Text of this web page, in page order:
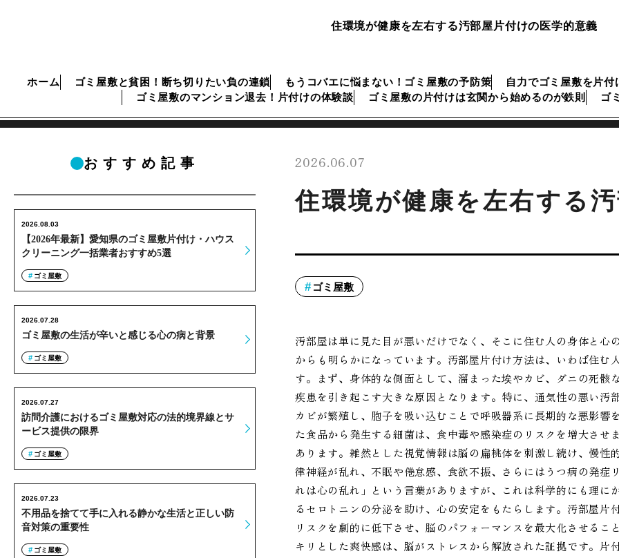
住環境が健康を左右する汚部屋片付けの医学的意義
ホーム ゴミ屋敷と貧困！断ち切りたい負の連鎖 もうコバエに悩まない！ゴミ屋敷の予防策 自力でゴミ屋敷を片
ゴミ屋敷のマンション退去！片付けの体験談
ゴミ屋敷の片付けは玄関から始めるのが鉄則 ゴ
2026.06.07
住環境が健康を左右する
ゴミ屋敷
汚部屋は単に見た目が悪いだけでなく、そこに住む人の身体と心
からも明らかになっています。汚部屋片付け方法は、いわば住む
す。まず、身体的な側面として、溜まった埃やカビ、ダニの死骸
疾患を引き起こす大きな原因となります。特に、通気性の悪い汚
カビが繁殖し、胞子を吸い込むことで呼吸器系に長期的な悪影響
た食品から発生する細菌は、食中毒や感染症のリスクを増大さ
あります。雑然とした視覚情報は脳の扁桃体を刺激し続け、慢性
律神経が乱れ、不眠や倦怠感、食欲不振、さらにはうつ病の発症
れは心の乱れ」という言葉がありますが、これは科学的にも理に
るセロトニンの分泌を助け、心の安定をもたらします。汚部屋
リスクを劇的に低下させ、脳のパフォーマンスを最大化させるこ
キリとした爽快感は、脳がストレスから解放された証拠です。
おすすめ記事
【2026年最新】愛知県のゴミ屋敷片付け・ハウス
クリーニング一括業者おすすめ5選
2026.08.03
ゴミ屋敷
ゴミ屋敷の生活が辛いと感じる心の病と背景
2026.07.28
ゴミ屋敷
訪問介護におけるゴミ屋敷対応の法的境界線とサ
ービス提供の限界
2026.07.27
ゴミ屋敷
不用品を捨てて手に入れる静かな生活と正しい防
音対策の重要性
2026.07.23
ゴミ屋敷